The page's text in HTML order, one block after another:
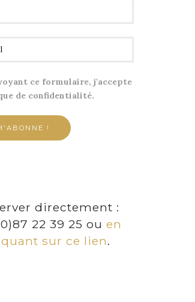
ce formulaire, j'accepte
de confidentialité.
directement :
22 39 25 ou en
sur ce lien.